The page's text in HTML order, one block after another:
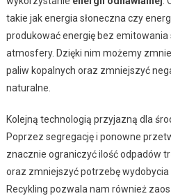
takie jak energia słoneczna czy
produkować energię bez
atmosfery. Dzięki nim możemy
paliw kopalnych oraz zmniejszyć
naturalne.
Kolejną technologią przyjazną dla
Poprzez segregację i ponowne
znacznie ograniczyć ilość odpadów
oraz zmniejszyć potrzebę wydobycia
Recykling pozwala nam również